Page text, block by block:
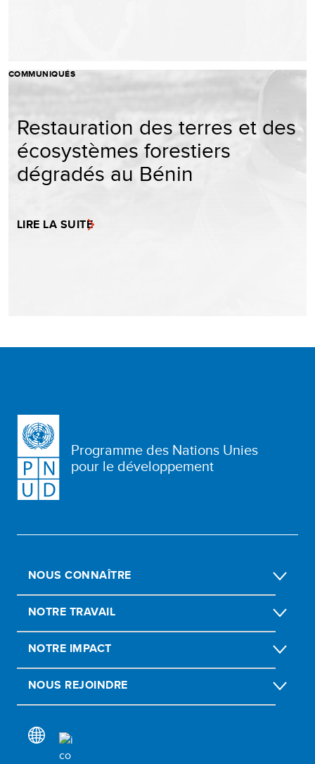
COMMUNIQUÉS
Restauration des terres et des
écosystèmes forestiers
dégradés au Bénin
LIRE LA SUITE
Programme des Nations Unies
pour le développement
NOUS CONNAÎTRE
NOTRE TRAVAIL
NOTRE IMPACT
NOUS REJOINDRE